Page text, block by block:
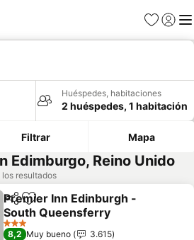
Favoritos
Iniciar
Huéspedes, habitaciones
2 huéspedes, 1 habitación
Filtrar Mapa
Edimburgo, Reino Unido
resultados
CompartirAñadir a favoritos
Premier Inn Edinburgh -
South Queensferry
Ver precios
3 Estrellas
8,2 Muy bueno
3.615